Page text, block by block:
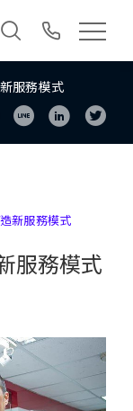
服務模式
新服務模式
服務模式